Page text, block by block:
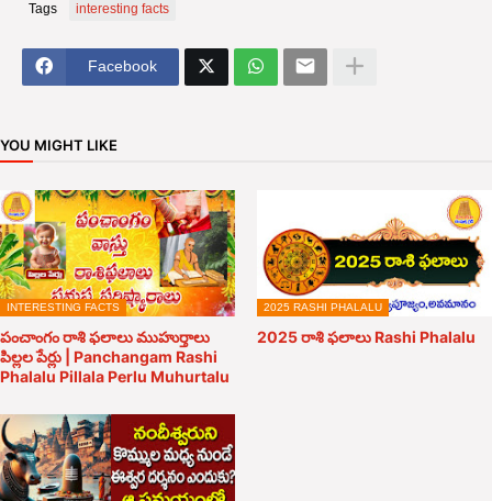
Tags interesting facts
Facebook
YOU MIGHT LIKE
INTERESTING FACTS
పంచాంగం రాశి ఫలాలు ముహుర్తాలు
పిల్లల పేర్లు | Panchangam Rashi
Phalalu Pillala Perlu Muhurtalu
2025 RASHI PHALALU
2025 రాశి ఫలాలు Rashi Phalalu